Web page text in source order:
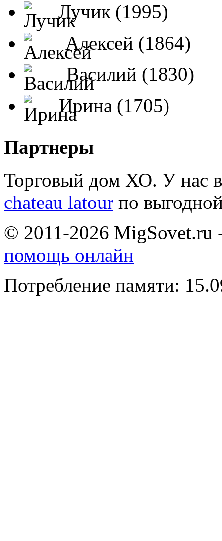
Лучик (1995)
Алексей (1864)
Василий (1830)
Ирина (1705)
Партнеры
Торговый дом ХО. У нас
chateau latour по
© 2011-2026 MigSovet.ru
помощь онлайн
Потребление памяти: